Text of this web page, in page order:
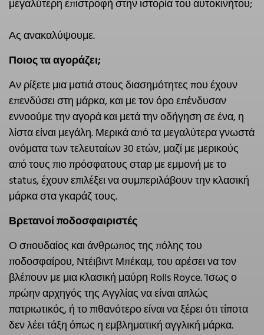
μεγαλύτερη επιστροφή στην ιστορία του αυτοκινήτου;
Ας ανακαλύψουμε.
Ποιος τα αγοράζει;
Αν ρίξετε μια ματιά στους διασημότητες που έχουν
επενδύσει στη μάρκα, και με τον όρο επένδυσαν
εννοούμε την αγορά και μετά την οδήγηση σε ένα, η
λίστα είναι μεγάλη. Μερικά από τα μεγαλύτερα γνωστά
ονόματα των τελευταίων 30 ετών, μαζί με μερικούς
από τους πιο πρόσφατους σταρ με εμμονή με το
status, έχουν επιλέξει να συμπεριλάβουν την κλασική
μάρκα στα γκαράζ τους.
Βρετανοί ποδοσφαιριστές
Ο σπουδαίος και άνθρωπος της πόλης του
ποδοσφαίρου, Ντέιβιντ Μπέκαμ, του αρέσει να τον
βλέπουν με μια κλασική μαύρη Rolls Royce. Ίσως ο
πρώην αρχηγός της Αγγλίας να είναι απλώς
πατριωτικός, ή το πιθανότερο είναι να ξέρει ότι τίποτα
δεν λέει τάξη όπως η εμβληματική αγγλική μάρκα.